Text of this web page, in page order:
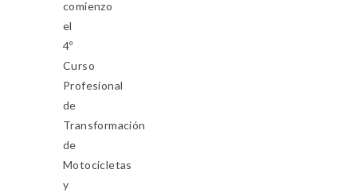
comienzo
el
4º
Curso
Profesional
de
Transformación
de
Motocicletas
y